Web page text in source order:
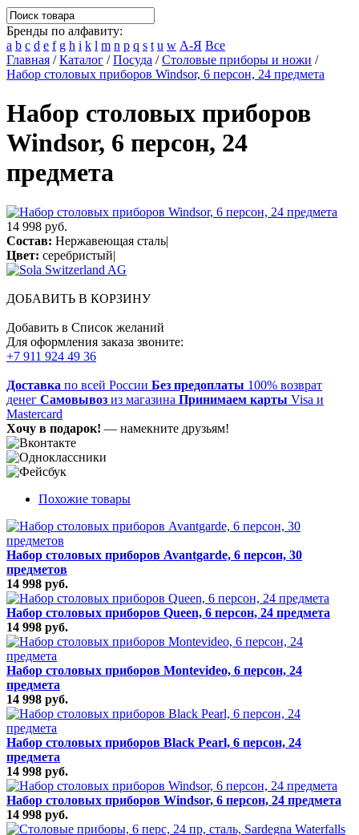
Бренды по алфавиту:
a b c d e f g h i k l m n p q s t u w А-Я Все
Главная /Каталог /Посуда /Столовые приборы и ножи /
Набор столовых приборов Windsor, 6 персон, 24 предмета
Набор столовых приборов
Windsor, 6 персон, 24
предмета
14 998 руб.
Состав: Нержавеющая сталь|
Цвет: серебристый|
ДОБАВИТЬ В КОРЗИНУ
Добавить в Список желаний
Для оформления заказа звоните:
+7 911 924 49 36
Доставка по всей России Без предоплаты 100% возврат
денег Самовывоз из магазина Принимаем карты Visa и
Mastercard
Хочу в подарок! — намекните друзьям!
Похожие товары
Набор столовых приборов Avantgarde, 6 персон, 30
предметов
14 998 руб.
Набор столовых приборов Queen, 6 персон, 24 предмета
14 998 руб.
Набор столовых приборов Montevideo, 6 персон, 24
предмета
14 998 руб.
Набор столовых приборов Black Pearl, 6 персон, 24
предмета
14 998 руб.
Набор столовых приборов Windsor, 6 персон, 24 предмета
14 998 руб.